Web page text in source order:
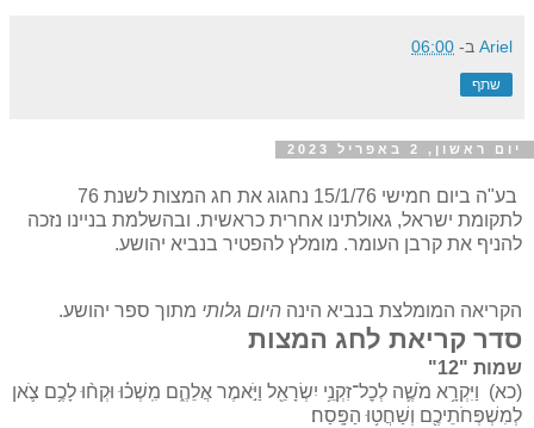
Ariel ב- 06:00
שתף
יום ראשון, 2 באפריל 2023
בע"ה ביום חמישי 15/1/76 נחגוג את חג המצות לשנת 76
לתקומת ישראל, גאולתינו אחרית כראשית. ובהשלמת בניינו נזכה
להניף את קרבן העומר. מומלץ להפטיר בנביא יהושע.
הקריאה המומלצת בנביא הינה היום גלותי מתוך ספר יהושע.
סדר קריאת לחג המצות
שמות "12"
(כא) וַיִּקְרָ֥א מֹשֶׁ֛ה לְכׇל־זִקְנֵ֥י יִשְׂרָאֵ֖ל וַיֹּ֣אמֶר אֲלֵהֶ֑ם מִֽשְׁכ֗וּ וּקְח֨וּ לָכֶ֥ם צֹ֛אן
לְמִשְׁפְּחֹתֵיכֶ֖ם וְשַׁחֲט֥וּ הַפָּֽסַח׃